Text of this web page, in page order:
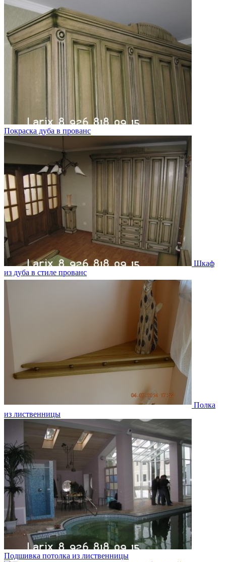
Покраска дуба в прованс
Шкаф
из дуба в стиле прованс
Полка
из лиственницы
Подшивка потолка из лиственницы